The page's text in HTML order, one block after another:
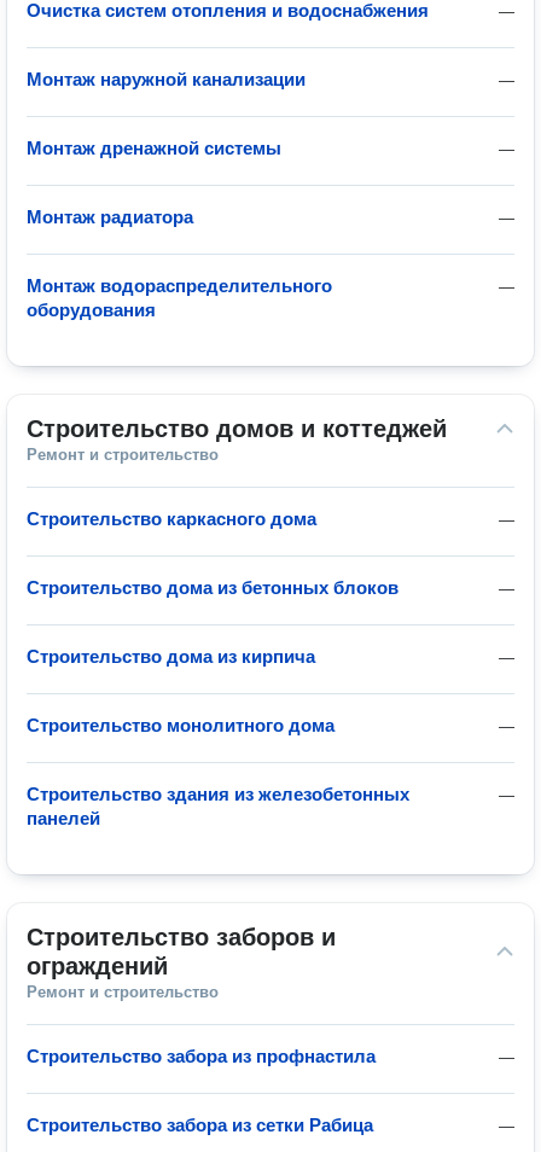
—
Очистка систем отопления и водоснабжения
—
Монтаж наружной канализации
—
Монтаж дренажной системы
—
Монтаж радиатора
—
Монтаж водораспределительного
оборудования
Строительство домов и коттеджей
Ремонт и строительство
—
Строительство каркасного дома
—
Строительство дома из бетонных блоков
—
Строительство дома из кирпича
—
Строительство монолитного дома
—
Строительство здания из железобетонных
панелей
Строительство заборов и
ограждений
Ремонт и строительство
—
Строительство забора из профнастила
—
Строительство забора из сетки Рабица